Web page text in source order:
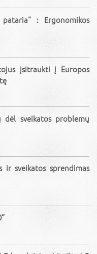
pataria“ : Ergonomikos
įsitraukti į Europos
dėl sveikatos problemų
ir sveikatos sprendimas